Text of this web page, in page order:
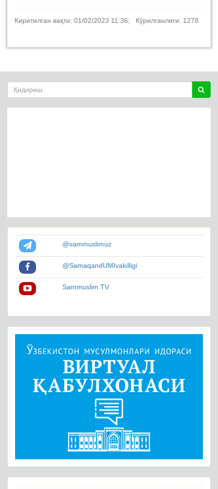
Киритилган вақти: 01/02/2023 11:36; Кўрилганлиги: 1278
@sammuslimuz
@SamaqandUMIvakilligi
Sammuslim.TV